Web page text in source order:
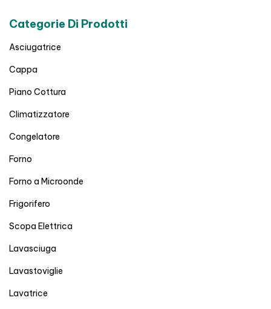
Categorie Di Prodotti
Asciugatrice
Cappa
Piano Cottura
Climatizzatore
Congelatore
Forno
Forno a Microonde
Frigorifero
Scopa Elettrica
Lavasciuga
Lavastoviglie
Lavatrice